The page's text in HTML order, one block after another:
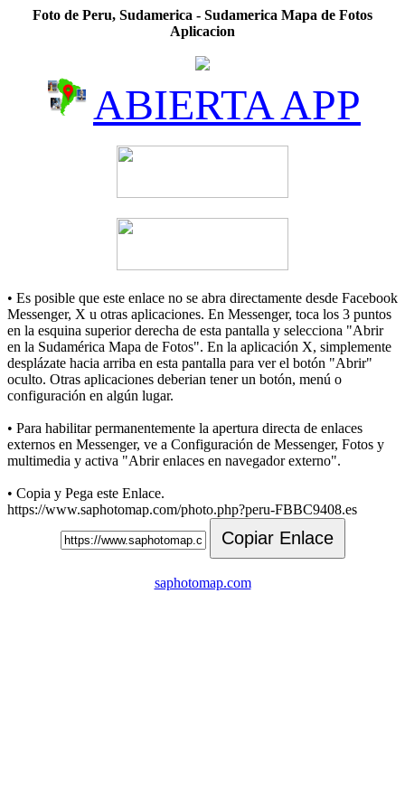
Foto de Peru, Sudamerica - Sudamerica Mapa de Fotos
Aplicacion
ABIERTA APP
• Es posible que este enlace no se abra directamente desde Facebook
Messenger, X u otras aplicaciones. En Messenger, toca los 3 puntos
en la esquina superior derecha de esta pantalla y selecciona "Abrir
en la Sudamérica Mapa de Fotos". En la aplicación X, simplemente
desplázate hacia arriba en esta pantalla para ver el botón "Abrir"
oculto. Otras aplicaciones deberian tener un botón, menú o
configuración en algún lugar.
• Para habilitar permanentemente la apertura directa de enlaces
externos en Messenger, ve a Configuración de Messenger, Fotos y
multimedia y activa "Abrir enlaces en navegador externo".
• Copia y Pega este Enlace.
https://www.saphotomap.com/photo.php?peru-FBBC9408.es
Copiar Enlace
saphotomap.com